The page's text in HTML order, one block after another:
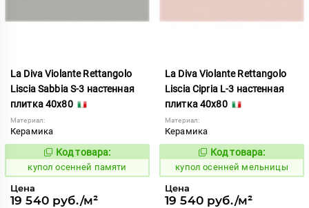
La Diva Violante Rettangolo
Liscia Sabbia S-3 настенная
плитка 40x80
Материал:
Керамика
852193
Код товара:
купол осенней памяти
Цена
19 540 руб./м²
La Diva Violante Rettangolo
Liscia Cipria L-3 настенная
плитка 40x80
Материал:
Керамика
852174
Код товара:
купол осенней мельницы
Цена
19 540 руб./м²